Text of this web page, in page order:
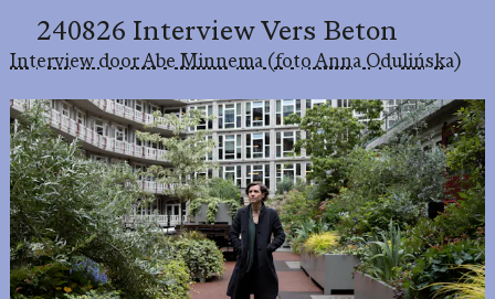
240826 Interview Vers Beton
Interview door Abe Minnema (foto Anna Odulińska)